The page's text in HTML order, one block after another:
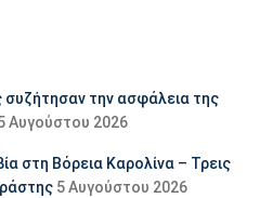
συζήτησαν την ασφάλεια της
Αυγούστου 2026
στη Βόρεια Καρολίνα – Τρεις
5 Αυγούστου 2026